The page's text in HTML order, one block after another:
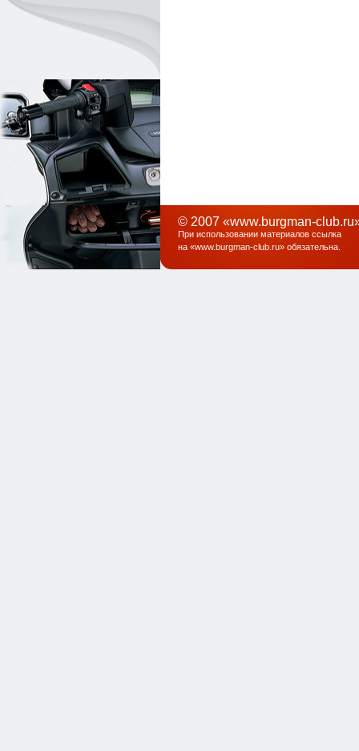
© 2007 «www.burgman-
При использовании материалов ссылка
на «www.burgman-club.ru» обязательна